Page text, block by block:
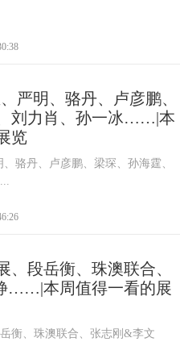
严明、骆丹、卢彦鹏、
刘力肖、孙一冰……|本
览
骆丹、卢彦鹏、梁琛、孙海霆、
、段岳衡、珠澳联合、
……|本周值得一看的展
衡、珠澳联合、张志刚&李文